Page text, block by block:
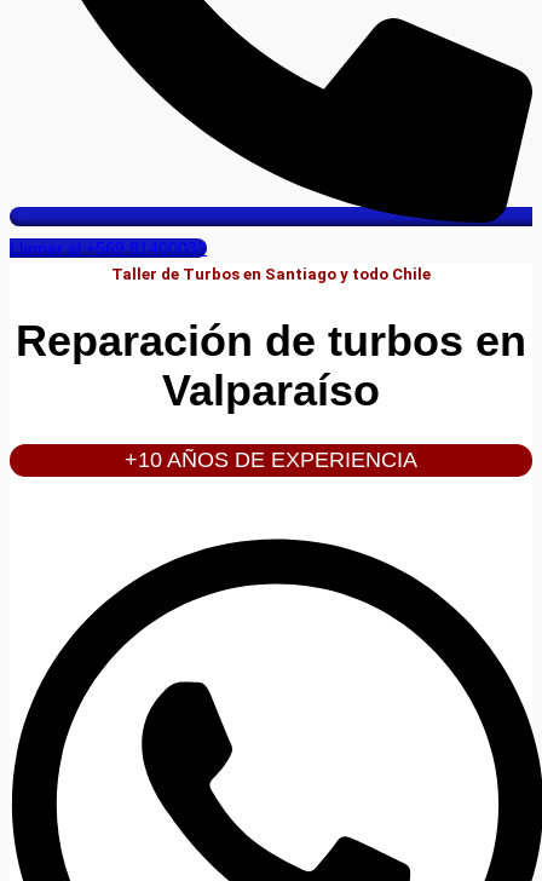
Llamar al +569 81400033
Taller de Turbos en Santiago y todo Chile
Reparación de turbos en
Valparaíso
+10 AÑOS DE EXPERIENCIA